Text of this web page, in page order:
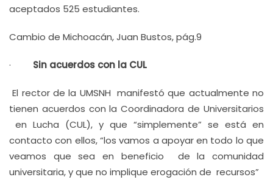
aceptados 525 estudiantes.
Cambio de Michoacán, Juan Bustos, pág.9
· Sin acuerdos con la CUL
El rector de la UMSNH manifestó que actualmente no
tienen acuerdos con la Coordinadora de Universitarios
en Lucha (CUL), y que “simplemente” se está en
contacto con ellos, “los vamos a apoyar en todo lo que
veamos que sea en beneficio de la comunidad
universitaria, y que no implique erogación de recursos”